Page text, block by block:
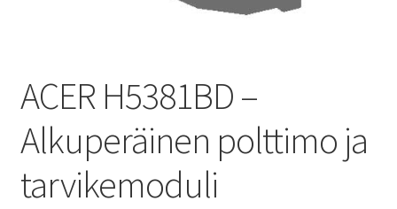
ACER H5381BD –
Alkuperäinen polttimo ja
tarvikemoduli